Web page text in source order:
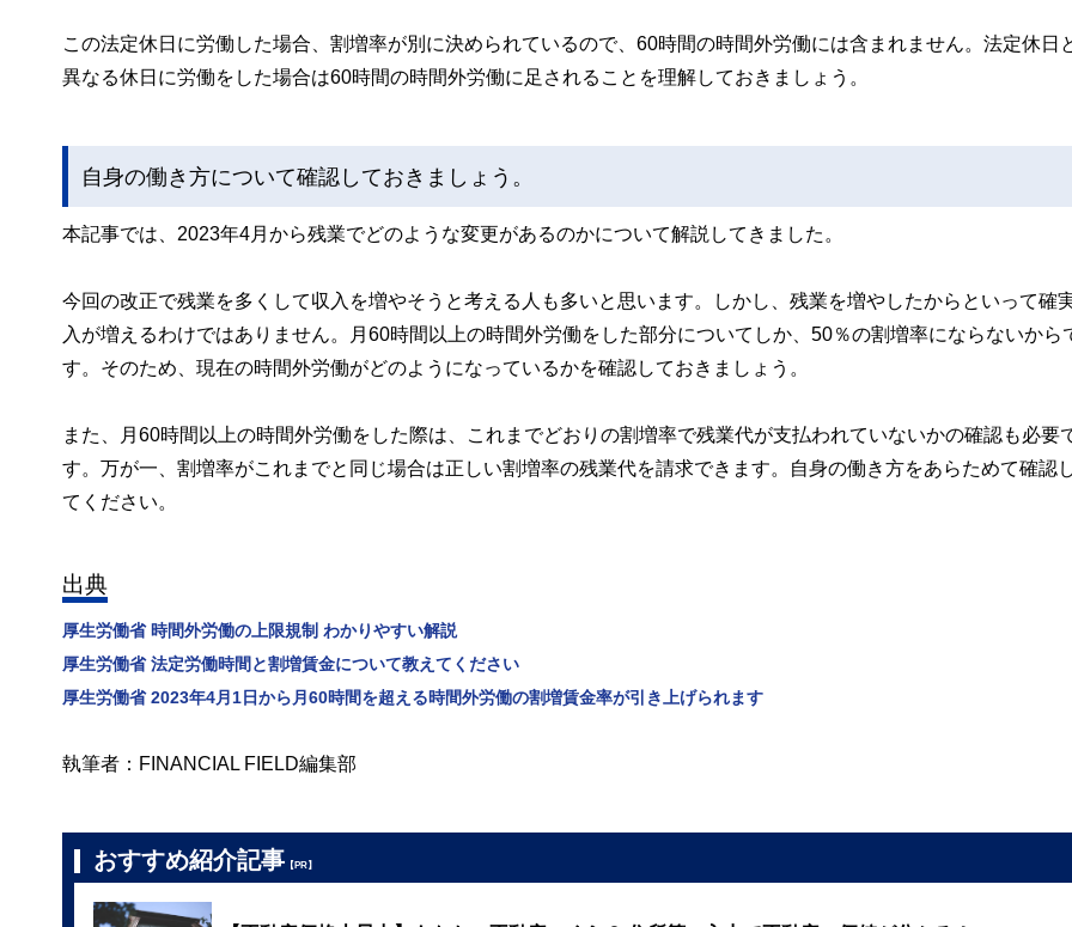
この法定休日に労働した場合、割増率が別に決められているので、60時間の時間外労働には含まれません。法定休日
異なる休日に労働をした場合は60時間の時間外労働に足されることを理解しておきましょう。
自身の働き方について確認しておきましょう。
本記事では、2023年4月から残業でどのような変更があるのかについて解説してきました。
今回の改正で残業を多くして収入を増やそうと考える人も多いと思います。しかし、残業を増やしたからといって確
入が増えるわけではありません。月60時間以上の時間外労働をした部分についてしか、50％の割増率にならないから
す。そのため、現在の時間外労働がどのようになっているかを確認しておきましょう。
また、月60時間以上の時間外労働をした際は、これまでどおりの割増率で残業代が支払われていないかの確認も必要
す。万が一、割増率がこれまでと同じ場合は正しい割増率の残業代を請求できます。自身の働き方をあらためて確認
てください。
出典
厚生労働省 時間外労働の上限規制 わかりやすい解説
厚生労働省 法定労働時間と割増賃金について教えてください
厚生労働省 2023年4月1日から月60時間を超える時間外労働の割増賃金率が引き上げられます
執筆者：FINANCIAL FIELD編集部
おすすめ紹介記事 【PR】